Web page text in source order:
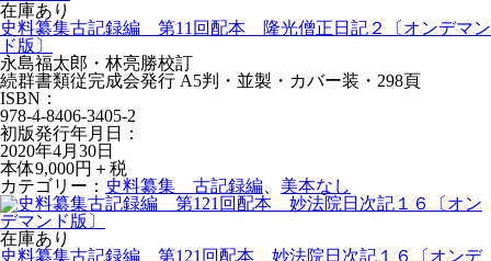
在庫あり
史料纂集古記録編 第11回配本 隆光僧正日記２〔オンデマン
ド版〕
永島福太郎・林亮勝校訂
続群書類従完成会発行 A5判・並製・カバー装・298頁
ISBN：
978-4-8406-3405-2
初版発行年月日：
2020年4月30日
本体9,000円＋税
カテゴリー： 史料纂集 古記録編 美本なし
在庫あり
史料纂集古記録編 第121回配本 妙法院日次記１６〔オンデ